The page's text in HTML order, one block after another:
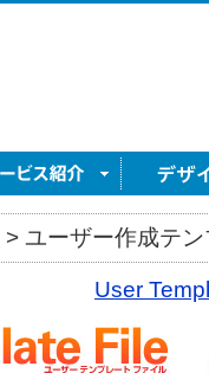
> ユーザー作成テ
User